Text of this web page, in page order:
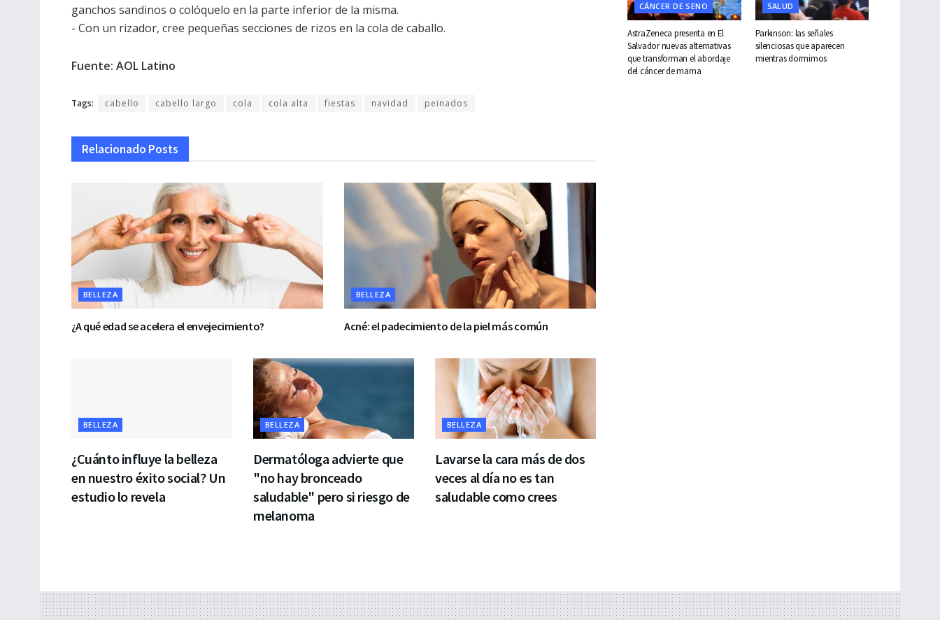
ganchos sandinos o colóquelo en la parte inferior de la misma.
- Con un rizador, cree pequeñas secciones de rizos en la cola de caballo.
Fuente: AOL Latino
Tags: cabello cabello largo cola cola alta fiestas navidad peinados
Relacionado Posts
BELLEZA
¿A qué edad se acelera el envejecimiento?
BELLEZA
Acné: el padecimiento de la piel más común
BELLEZA
¿Cuánto influye la belleza
en nuestro éxito social? Un
estudio lo revela
BELLEZA
Dermatóloga advierte que
"no hay bronceado
saludable" pero si riesgo de
melanoma
BELLEZA
Lavarse la cara más de dos
veces al día no es tan
saludable como crees
CÁNCER DE SENO
AstraZeneca presenta en El
Salvador nuevas alternativas
que transforman el abordaje
del cáncer de mama
SALUD
Parkinson: las señales
silenciosas que aparecen
mientras dormimos